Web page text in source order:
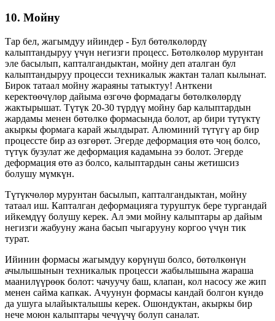
10. Мойну
Тар бел, жагымдуу ийиндер - Бул бөтөлкөлөрдү
калыптандыруу үчүн негизги процесс. Бөтөлкөлөр мурунтан
эле басылып, капталгандыктан, мойну деп аталган бул
калыптандыруу процесси техникалык жактан талап кылынат.
Бирок татаал мойну жараяны татыктуу! Анткени
керектөөчүлөр дайыма өзгөчө формадагы бөтөлкөлөрдү
жактырышат. Түтүк 20-30 түрдүү мойну бар калыптардын
жардамы менен бөтөлкө формасында болот, ар бири түтүктү
акыркы формага карай жылдырат. Алюминий түтүгү ар бир
процессте бир аз өзгөрөт. Эгерде деформация өтө чоң болсо,
түтүк бузулат же деформация кадамына ээ болот. Эгерде
деформация өтө аз болсо, калыптардын саны жетишсиз
болушу мүмкүн.
Түтүкчөлөр мурунтан басылып, капталгандыктан, мойну
татаал иш. Капталган деформацияга туруштук бере тургандай
ийкемдүү болушу керек. Ал эми мойну калыптары ар дайым
негизги жабууну жана басып чыгарууну коргоо үчүн тик
турат.
Ийинин формасы жагымдуу көрүнүш болсо, бөтөлкөнүн
ачылышынын техникалык процесси жабылышына жараша
маанилүүрөөк болот: чачуучу баш, клапан, кол насосу же жип
менен сайма капкак. Ачуунун формасы кандай болгон күндө
да ушуга ылайыкталышы керек. Ошондуктан, акыркы бир
нече моюн калыптары чечүүчү болуп саналат.